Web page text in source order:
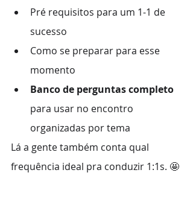
Pré requisitos para um 1-1 de
sucesso
Como se preparar para esse
momento
Banco de perguntas completo
para usar no encontro
organizadas por tema
Lá a gente também conta qual
frequência ideal pra conduzir 1:1s. 🤩